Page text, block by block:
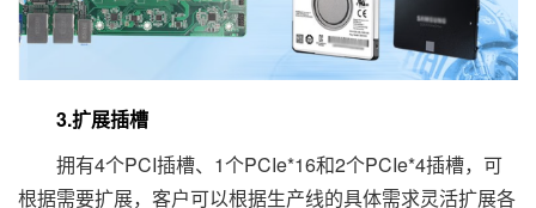
3.扩展插槽
拥有4个PCI插槽、1个PCIe*16和2个PCIe*4插槽，可
根据需要扩展，客户可以根据生产线的具体需求灵活扩展各